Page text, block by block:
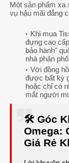
Một sản phẩm xa
vụ hậu mãi đẳng
Khi mua
đựng cao
bảo hành"
nhà phân
Với đồng
được bất kỳ
hoặc chỉ có
mắt người
🛠️ Góc
Omega:
Giá Rẻ